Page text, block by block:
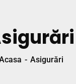
Asigurări